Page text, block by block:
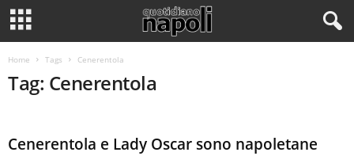
Home Tags Cenerentola
Tag: Cenerentola
Cenerentola e Lady Oscar sono napoletane